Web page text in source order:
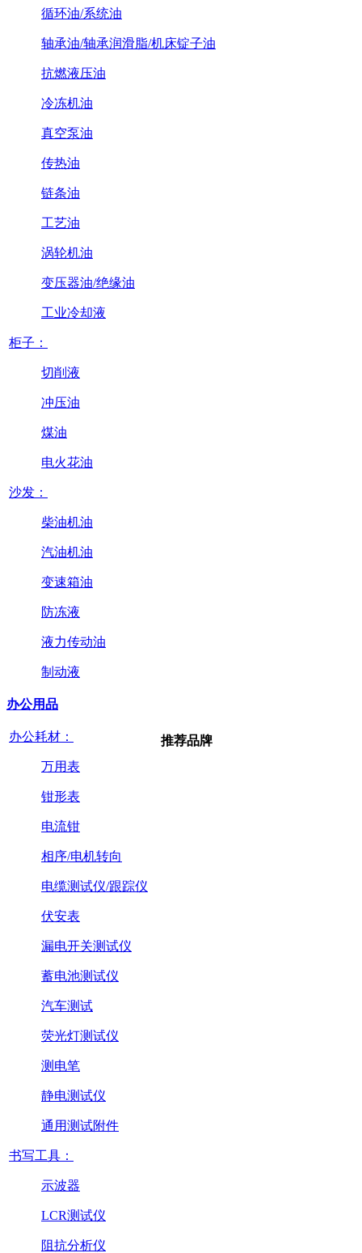
循环油/系统油
轴承油/轴承润滑脂/机床锭子油
抗燃液压油
冷冻机油
真空泵油
传热油
链条油
工艺油
涡轮机油
变压器油/绝缘油
工业冷却液
柜子：
切削液
冲压油
煤油
电火花油
沙发：
柴油机油
汽油机油
变速箱油
防冻液
液力传动油
制动液
办公用品
办公耗材：
万用表
钳形表
电流钳
相序/电机转向
电缆测试仪/跟踪仪
伏安表
漏电开关测试仪
蓄电池测试仪
汽车测试
荧光灯测试仪
测电笔
静电测试仪
通用测试附件
书写工具：
示波器
LCR测试仪
阻抗分析仪
推荐品牌